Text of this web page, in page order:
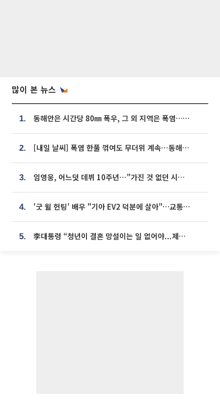
많이 본 뉴스
1. 동해안은 시간당 80㎜ 폭우, 그 외 지역은 폭염…‘극과 극 날씨’
2. [내일 날씨] 폭염 한풀 꺾여도 무더위 계속⋯동해안 이틀 연속 비
3. 임영웅, 어느덧 데뷔 10주년⋯"가진 것 없던 시절, 내 앞엔 20명의 팬뿐"
4. '굿 윌 헌팅' 배우 "기아 EV2 덕분에 살아"…교통사고 후 안전성 극찬
5. 李대통령 “청년이 결혼 망설이는 일 없어야...제도상 불이익 조사”